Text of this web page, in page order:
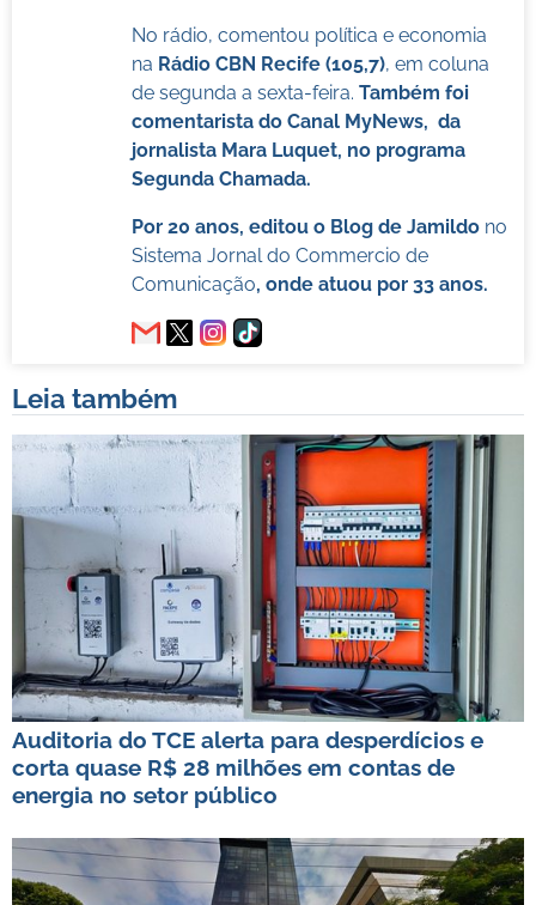
No rádio, comentou política e economia
na Rádio CBN Recife (105,7), em coluna
de segunda a sexta-feira. Também foi
comentarista do Canal MyNews, da
jornalista Mara Luquet, no programa
Segunda Chamada.
Por 20 anos, editou o Blog de Jamildo no
Sistema Jornal do Commercio de
Comunicação, onde atuou por 33 anos.
Leia também
Auditoria do TCE alerta para desperdícios e
corta quase R$ 28 milhões em contas de
energia no setor público